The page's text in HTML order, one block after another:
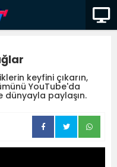
keyfini çıkarın,
YouTube'da
dünyayla paylaşın.